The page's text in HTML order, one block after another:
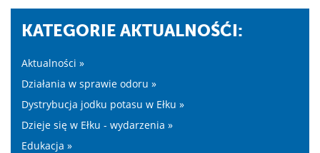
KATEGORIE AKTUALNOŚĆI:
Aktualności »
Działania w sprawie odoru »
Dystrybucja jodku potasu w Ełku »
Dzieje się w Ełku - wydarzenia »
Edukacja »